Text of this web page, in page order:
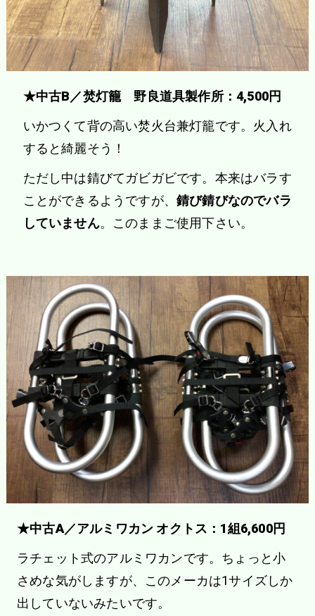
★中古B／焚灯籠 野良道具製作所：4,500円
いかつくて背の高い焚火台兼灯籠です。火入れ
すると綺麗そう！
ただし中は錆びてガビガビです。本来はバラす
ことができるようですが、 錆び錆びなのでバラ
していません。このままご使用下さい。
★中古A／アルミワカン オクトス：1組6,600円
ラチェット式のアルミワカンです。ちょっと小
さめな気がしますが、このメーカは1サイズしか
出していないみたいです。